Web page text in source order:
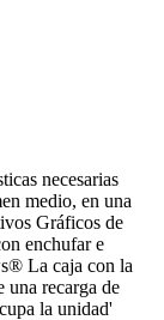
necesarias
medio, en una
Gráficos de
enchufar e
La caja con la
recarga de
la unidad'